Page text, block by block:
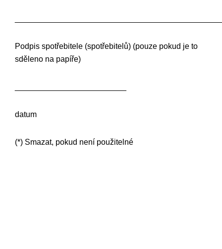
Podpis spotřebitele (spotřebitelů) (pouze pokud je to
sděleno na papíře)
datum
(*) Smazat, pokud není použitelné